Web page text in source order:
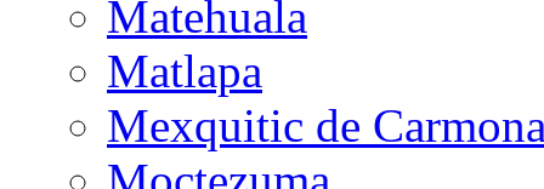
Matehuala
Matlapa
Mexquitic de